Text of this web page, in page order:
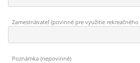
Zamestnávateľ(povinné pre využitie rekreačného
Poznámka (nepovinné)